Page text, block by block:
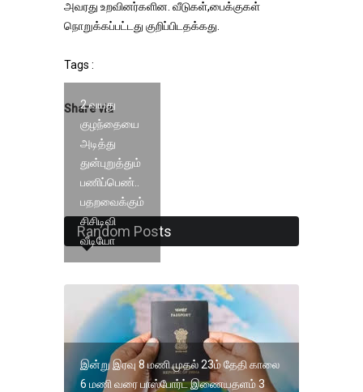
அவரது உறவினர்களின. வீடுகள்,பைக்குகள்
நொறுக்கப்பட்டது குறிப்பிடதக்கது.
Tags :
Share via
Random Posts
2 வயது
குழந்தையை
அடித்து
துன்புறுத்தும்
பணிப்பெண்..
பதறவைக்கும்
சிசிடிவி
வீடியோ
இன்று இரவு 8 மணி முதல் 23ம் தேதி காலை
6 மணி வரை பாஸ்போர்ட் இணையதளம் 3